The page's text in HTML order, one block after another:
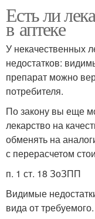
Есть ли
в аптеке
У некачественных
недостатков:
препарат можно
потребителя.
По закону вы еще
лекарство на
обменять на
с перерасчетом
п. 1 ст. 18 ЗоЗПП
Видимые
вида от